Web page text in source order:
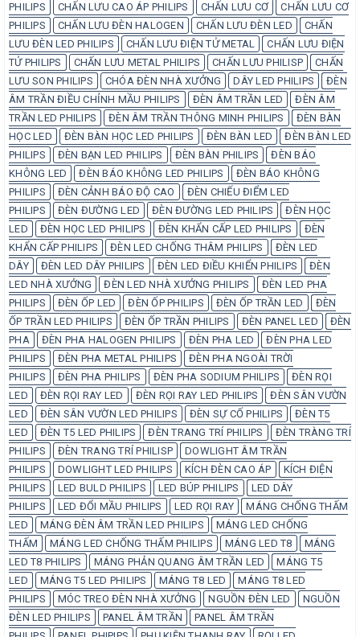
PHILIPS
CHẤN LƯU CAO ÁP PHILIPS CHẤN LƯU CƠ
CHẤN LƯU CƠ
PHILIPS
CHẤN LƯU ĐÈN HALOGEN CHẤN LƯU ĐÈN LED
CHẤN
LƯU ĐÈN LED PHILIPS
CHẤN LƯU ĐIỆN TỬ METAL
CHẤN LƯU ĐIỆN
TỬ PHILIPS
CHẤN LƯU METAL PHILIPS CHẤN LƯU PHILISP
CHẤN
LƯU SON PHILIPS
CHÓA ĐÈN NHÀ XƯỞNG DÂY LED PHILIPS
ĐÈN
ÂM TRẦN ĐIỀU CHỈNH MẦU PHILIPS
ĐÈN ÂM TRẦN LED
ĐÈN ÂM
TRẦN LED PHILIPS
ĐÈN ÂM TRẦN THÔNG MINH PHILIPS
ĐÈN BÀN
HỌC LED
ĐÈN BÀN HỌC LED PHILIPS ĐÈN BÀN LED
ĐÈN BÀN LED
PHILIPS
ĐÈN BẠN LED PHILIPS ĐÈN BÀN PHILIPS
ĐÈN BÁO
KHÔNG LED
ĐÈN BÁO KHÔNG LED PHILIPS
ĐÈN BÁO KHÔNG
PHILIPS
ĐÈN CẢNH BÁO ĐỘ CAO
ĐÈN CHIẾU ĐIỂM LED
PHILIPS
ĐÈN ĐƯỜNG LED ĐÈN ĐƯỜNG LED PHILIPS
ĐÈN HỌC
LED
ĐÈN HỌC LED PHILIPS ĐÈN KHẨN CẤP LED PHILIPS
ĐÈN
KHẨN CẤP PHILIPS
ĐÈN LED CHỐNG THÂM PHILIPS
ĐÈN LED
DÂY
ĐÈN LED DÂY PHILIPS ĐÈN LED ĐIỀU KHIỂN PHILIPS
ĐÈN
LED NHÀ XƯỞNG
ĐÈN LED NHÀ XƯỞNG PHILIPS
ĐÈN LED PHA
PHILIPS
ĐÈN ỐP LED ĐÈN ỐP PHILIPS ĐÈN ỐP TRẦN LED
ĐÈN
ỐP TRẦN LED PHILIPS
ĐÈN ỐP TRẦN PHILIPS ĐÈN PANEL LED
ĐÈN
PHA
ĐÈN PHA HALOGEN PHILIPS ĐÈN PHA LED
ĐÈN PHA LED
PHILIPS
ĐÈN PHA METAL PHILIPS
ĐÈN PHA NGOÀI TRỜI
PHILIPS
ĐÈN PHA PHILIPS ĐÈN PHA SODIUM PHILIPS
ĐÈN RỌI
LED
ĐÈN RỌI RAY LED ĐÈN RỌI RAY LED PHILIPS
ĐÈN SÂN VƯỜN
LED
ĐÈN SÂN VƯỜN LED PHILIPS ĐÈN SỰ CỐ PHILIPS
ĐÈN T5
LED
ĐÈN T5 LED PHILIPS ĐÈN TRANG TRÍ PHILIPS
ĐÈN TRÀNG TRÍ
PHILIPS
ĐÈN TRANG TRÍ PHILISP
DOWLIGHT ÂM TRẦN
PHILIPS
DOWLIGHT LED PHILIPS KÍCH ĐÈN CAO ÁP
KÍCH ĐIỆN
PHILIPS
LED BULD PHILIPS LED BÚP PHILIPS
LED DÂY
PHILIPS
LED ĐỔI MẦU PHILIPS LED RỌI RAY
MÁNG CHỐNG THẤM
LED
MÁNG ĐÈN ÂM TRẦN LED PHILIPS
MÁNG LED CHỐNG
THẤM
MÁNG LED CHỐNG THẤM PHILIPS MÁNG LED T8
MÁNG
LED T8 PHILIPS
MÁNG PHẢN QUANG ÂM TRẦN LED
MÁNG T5
LED
MÁNG T5 LED PHILIPS MÁNG T8 LED
MÁNG T8 LED
PHILIPS
MÓC TREO ĐÈN NHÀ XƯỞNG NGUỒN ĐÈN LED
NGUỒN
ĐÈN LED PHILIPS
PANEL ÂM TRẦN
PANEL ÂM TRẦN